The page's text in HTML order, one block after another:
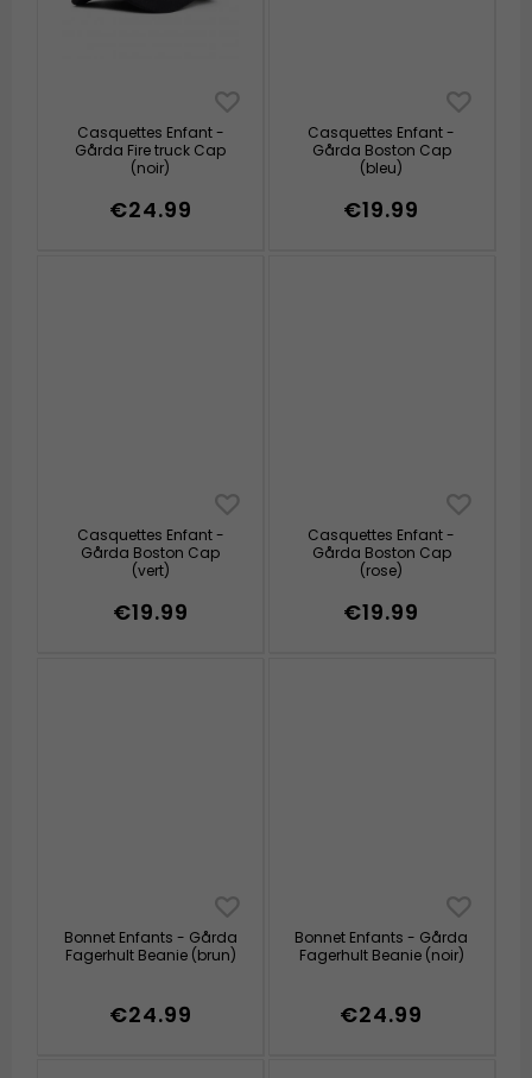
Casquettes Enfant -
Gårda Fire truck Cap
(noir)
€24.99
Casquettes Enfant -
Gårda Boston Cap
(bleu)
€19.99
Casquettes Enfant -
Gårda Boston Cap
(vert)
€19.99
Casquettes Enfant -
Gårda Boston Cap
(rose)
€19.99
Bonnet Enfants - Gårda
Fagerhult Beanie (brun)
€24.99
Bonnet Enfants - Gårda
Fagerhult Beanie (noir)
€24.99